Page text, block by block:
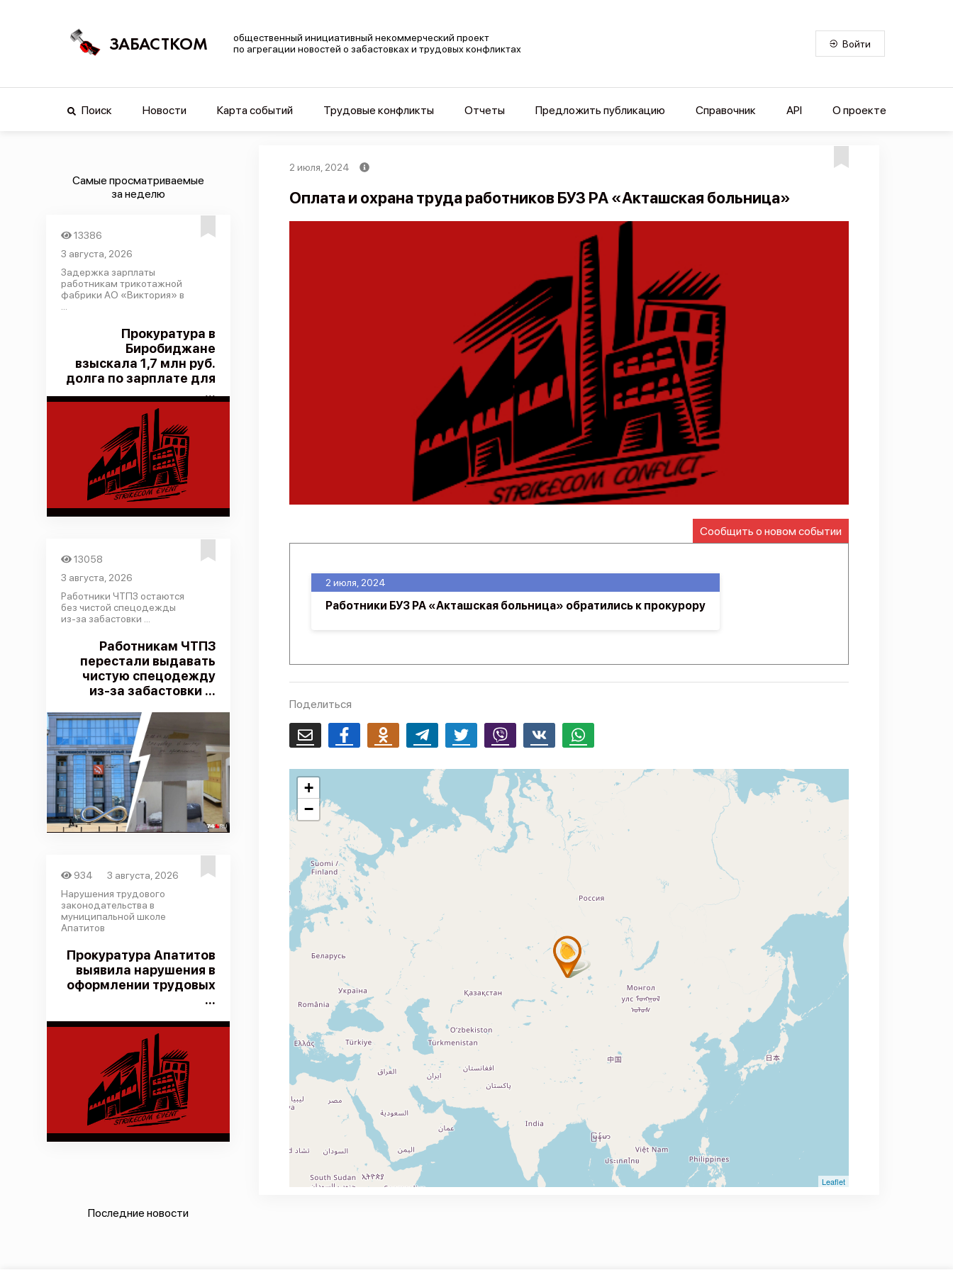
ЗАБАСТКОМ
общественный инициативный некоммерческий проект
по агрегации новостей о забастовках и трудовых конфликтах
Войти
Поиск Новости Карта событий Трудовые конфликты Отчеты Предложить публикацию Справочник API О проекте
Самые просматриваемые
за неделю
13386
3 августа, 2026
Задержка зарплаты
работникам трикотажной
фабрики АО «Виктория» в
Прокуратура в
Биробиджане
взыскала 1,7 млн руб.
долга по зарплате для
...
13058
3 августа, 2026
Работники ЧТПЗ остаются
без чистой спецодежды
из-за забастовки ...
Работникам ЧТПЗ
перестали выдавать
чистую спецодежду
из-за забастовки ...
934
3 августа, 2026
Нарушения трудового
законодательства в
муниципальной школе
Апатитов
Прокуратура Апатитов
выявила нарушения в
оформлении трудовых
...
Последние новости
2 июля, 2024
Оплата и охрана труда работников БУЗ РА «Акташская больница»
Сообщить о новом событии
2 июля, 2024
Работники БУЗ РА «Акташская больница» обратились к прокурору
Поделиться
Email FacebookOdnoklassnikiTelegram Twitter Viber Whatsapp
+
−
Leaflet